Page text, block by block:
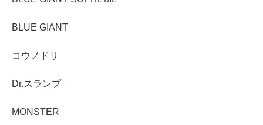
BLUE GIANT
コウノドリ
Dr.スランプ
MONSTER